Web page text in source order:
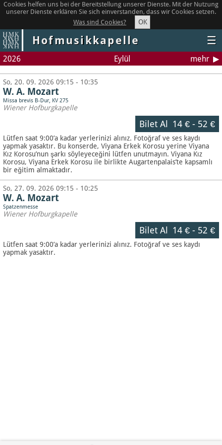
Cookies helfen uns bei der Bereitstellung unserer Dienste. Mit der Nutzung
unserer Dienste erklären Sie sich einverstanden, dass wir Cookies setzen.
Was sind Cookies?
OK
Hofmusikkapelle ☰
2026 Eylül mehr
So, 20. 09. 2026 09:15 - 10:35
W. A. Mozart
Missa brevis B-Dur, KV 275
Wiener Hofburgkapelle
Bilet Al 14 €- 52 €
Lütfen saat 9:00’a kadar yerlerinizi alınız. Fotoğraf ve ses kaydı
yapmak yasaktır. Bu konserde, Viyana Erkek Korosu yerine Viyana
Kız Korosu’nun şarkı söyleyeceğini lütfen unutmayın. Viyana Kız
Korosu, Viyana Erkek Korosu ile birlikte Augartenpalais’te kapsamlı
bir eğitim almaktadır.
So, 27. 09. 2026 09:15 - 10:25
W. A. Mozart
Spatzenmesse
Wiener Hofburgkapelle
Bilet Al 14 €- 52 €
Lütfen saat 9:00’a kadar yerlerinizi alınız. Fotoğraf ve ses kaydı
yapmak yasaktır.